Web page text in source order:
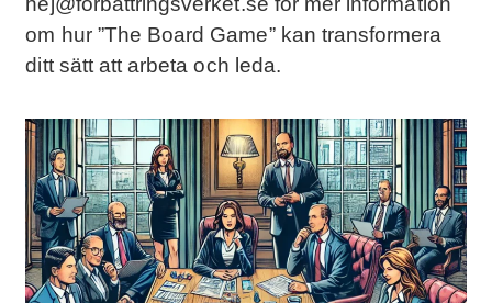
om hur ”The Board Game” kan transformera
ditt sätt att arbeta och leda.